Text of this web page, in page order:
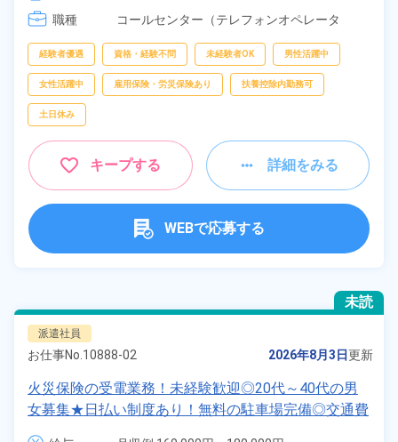
ド
お仕事
出典：「位置参照情報」(国土交通省）の加工情報・「HeartRails
Geo API」(HeartRails Inc.)
職種
コールセンター（テレフォンオペレータ
経験者優遇 資格・経験不問 未経験者OK 男性活躍中
女性活躍中 雇用保険・労災保険あり 扶養控除内勤務可
土日休み
キープする 詳細をみる
WEBで応募する
未読
派遣社員
お仕事No. 10888-02 2026年8月3日更新
火災保険の受電業務！未経験歓迎◎20代～40代の男
女募集★日払い制度あり！無料の駐車場完備◎交通費
支給★《北海道網走市》